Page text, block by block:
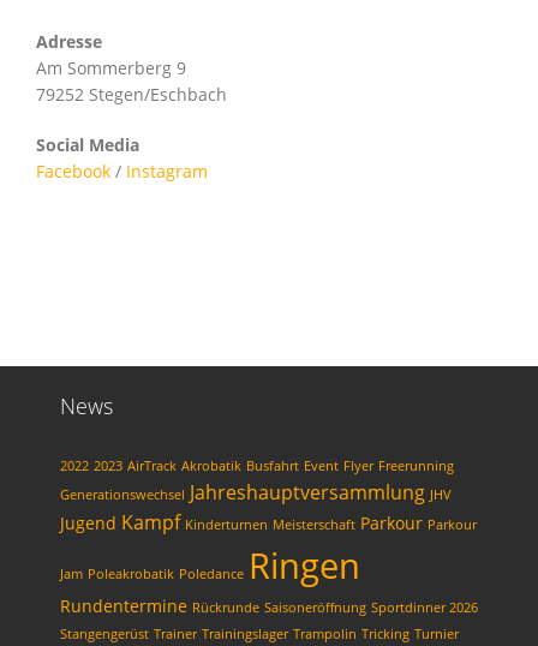
Adresse
Am Sommerberg 9
79252 Stegen/Eschbach
Social Media
Facebook / Instagram
News
2022 2023 AirTrack Akrobatik Busfahrt Event Flyer Freerunning
Generationswechsel Jahreshauptversammlung JHV
Jugend Kampf Kinderturnen Meisterschaft Parkour Parkour
Jam Poleakrobatik Poledance Ringen
Rundentermine Rückrunde Saisoneröffnung Sportdinner 2026
Stangengerüst Trainer Trainingslager Trampolin Tricking Turnier